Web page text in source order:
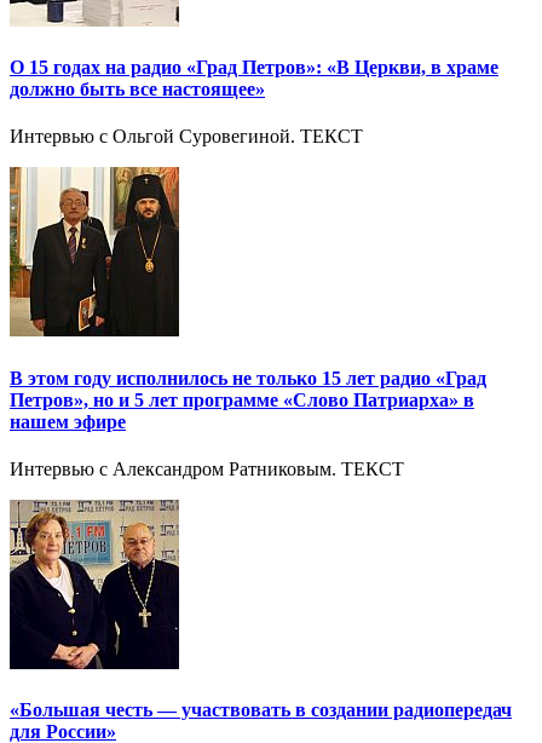
О 15 годах на радио «Град Петров»: «В Церкви, в храме
должно быть все настоящее»
Интервью с Ольгой Суровегиной. ТЕКСТ
В этом году исполнилось не только 15 лет радио «Град
Петров», но и 5 лет программе «Слово Патриарха» в
нашем эфире
Интервью с Александром Ратниковым. ТЕКСТ
«Большая честь — участвовать в создании радиопередач
для России»